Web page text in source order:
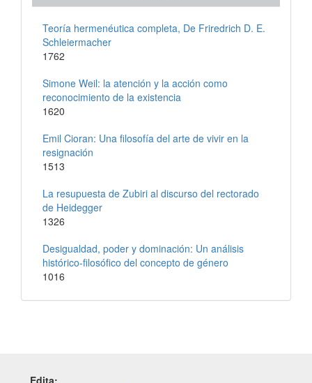
Teoría hermenéutica completa, De Friredrich D. E.
Schleiermacher
1762
Simone Weil: la atención y la acción como
reconocimiento de la existencia
1620
Emil Cioran: Una filosofía del arte de vivir en la
resignación
1513
La resupuesta de Zubiri al discurso del rectorado
de Heidegger
1326
Desigualdad, poder y dominación: Un análisis
histórico-filosófico del concepto de género
1016
Edita: